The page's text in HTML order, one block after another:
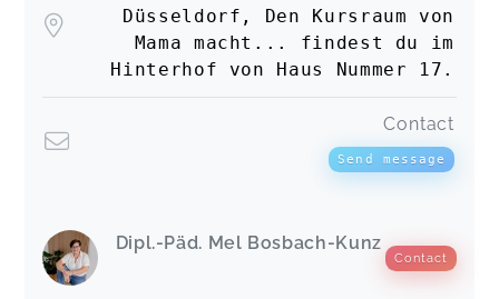
Düsseldorf, Den Kursraum von
Mama macht... findest du im
Hinterhof von Haus Nummer 17.
Contact
Send message
Dipl.-Päd. Mel Bosbach-Kunz
Contact